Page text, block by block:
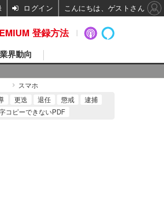
界動向
スマホ
更迭 退任 懲戒
逮捕
コピーできないPDF
登録方法
ログイン こんにちは、ゲストさん